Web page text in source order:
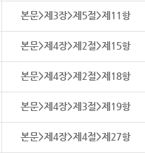
본문>제3장>제5절>제11항
본문>제4장>제2절>제15항
본문>제4장>제2절>제18항
본문>제4장>제3절>제19항
본문>제4장>제4절>제27항